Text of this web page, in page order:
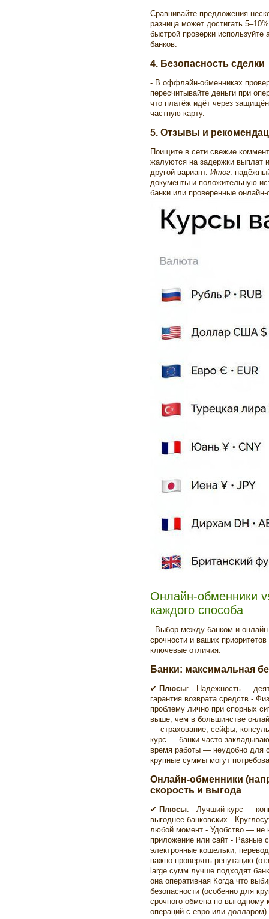
Сравнивайте предложения
разница может достигать
быстрой проверки используйте
банков.
4. Безопасность сделки
- В оффлайн-обменниках
пересчитывайте деньги при
что платёж идёт через
частную карту.
5. Отзывы и
Поищите в сети свежие
жалуются на задержки выплат
другой вариант. Итог:
документы и положительную
банки или проверенные
Онлайн-обменники
каждого способа
Выбор между банком и
срочности и ваших
ключевые отличия.
Банки: максимальная
✔ Плюсы: - Надежность —
гарантия возврата средств -
проблему лично при спорных
выше, чем в большинстве
— страхование, сейфы,
курс — банки часто
время работы — неудобно для
крупные суммы могут
Онлайн-обменники
скорость и выгода
✔ Плюсы: - Лучший курс —
выгоднее банковских -
любой момент - Удобство — не
приложение или сайт - Разные
электронные кошельки,
важно проверять репутацию
large сумм лучше подходят
она оперативная Когда что
безопасности (особенно для
срочного обмена по
операций с евро или долларом)